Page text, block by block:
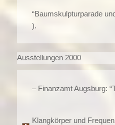
“Baumskulpturparade
).
Ausstellungen 2000
– Finanzamt Augsburg:
Klangkörper und